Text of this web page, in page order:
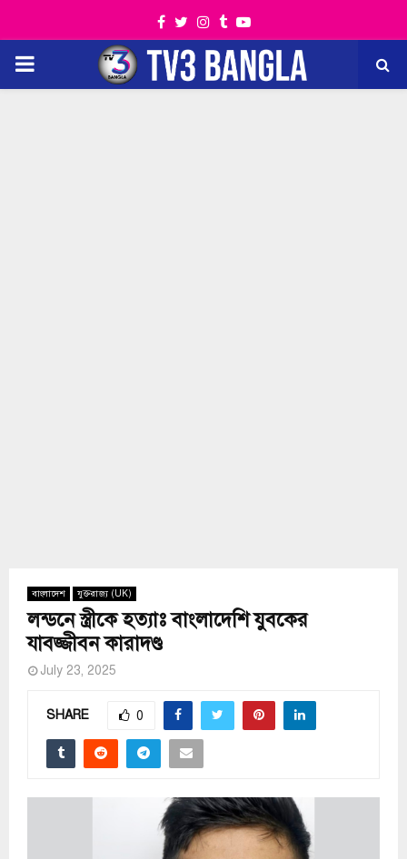
Facebook
TwitterInstagram
TumblrYoutube
PRIMARY
বাংলাদেশ যুক্তরাজ্য (UK)
লন্ডনে স্ত্রীকে হত্যাঃ বাংলাদেশি যুবকের
যাবজ্জীবন কারাদণ্ড
July 23, 2025
SHARE 0